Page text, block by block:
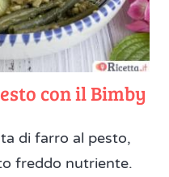
con il Bimby
di farro al pesto,
freddo nutriente.